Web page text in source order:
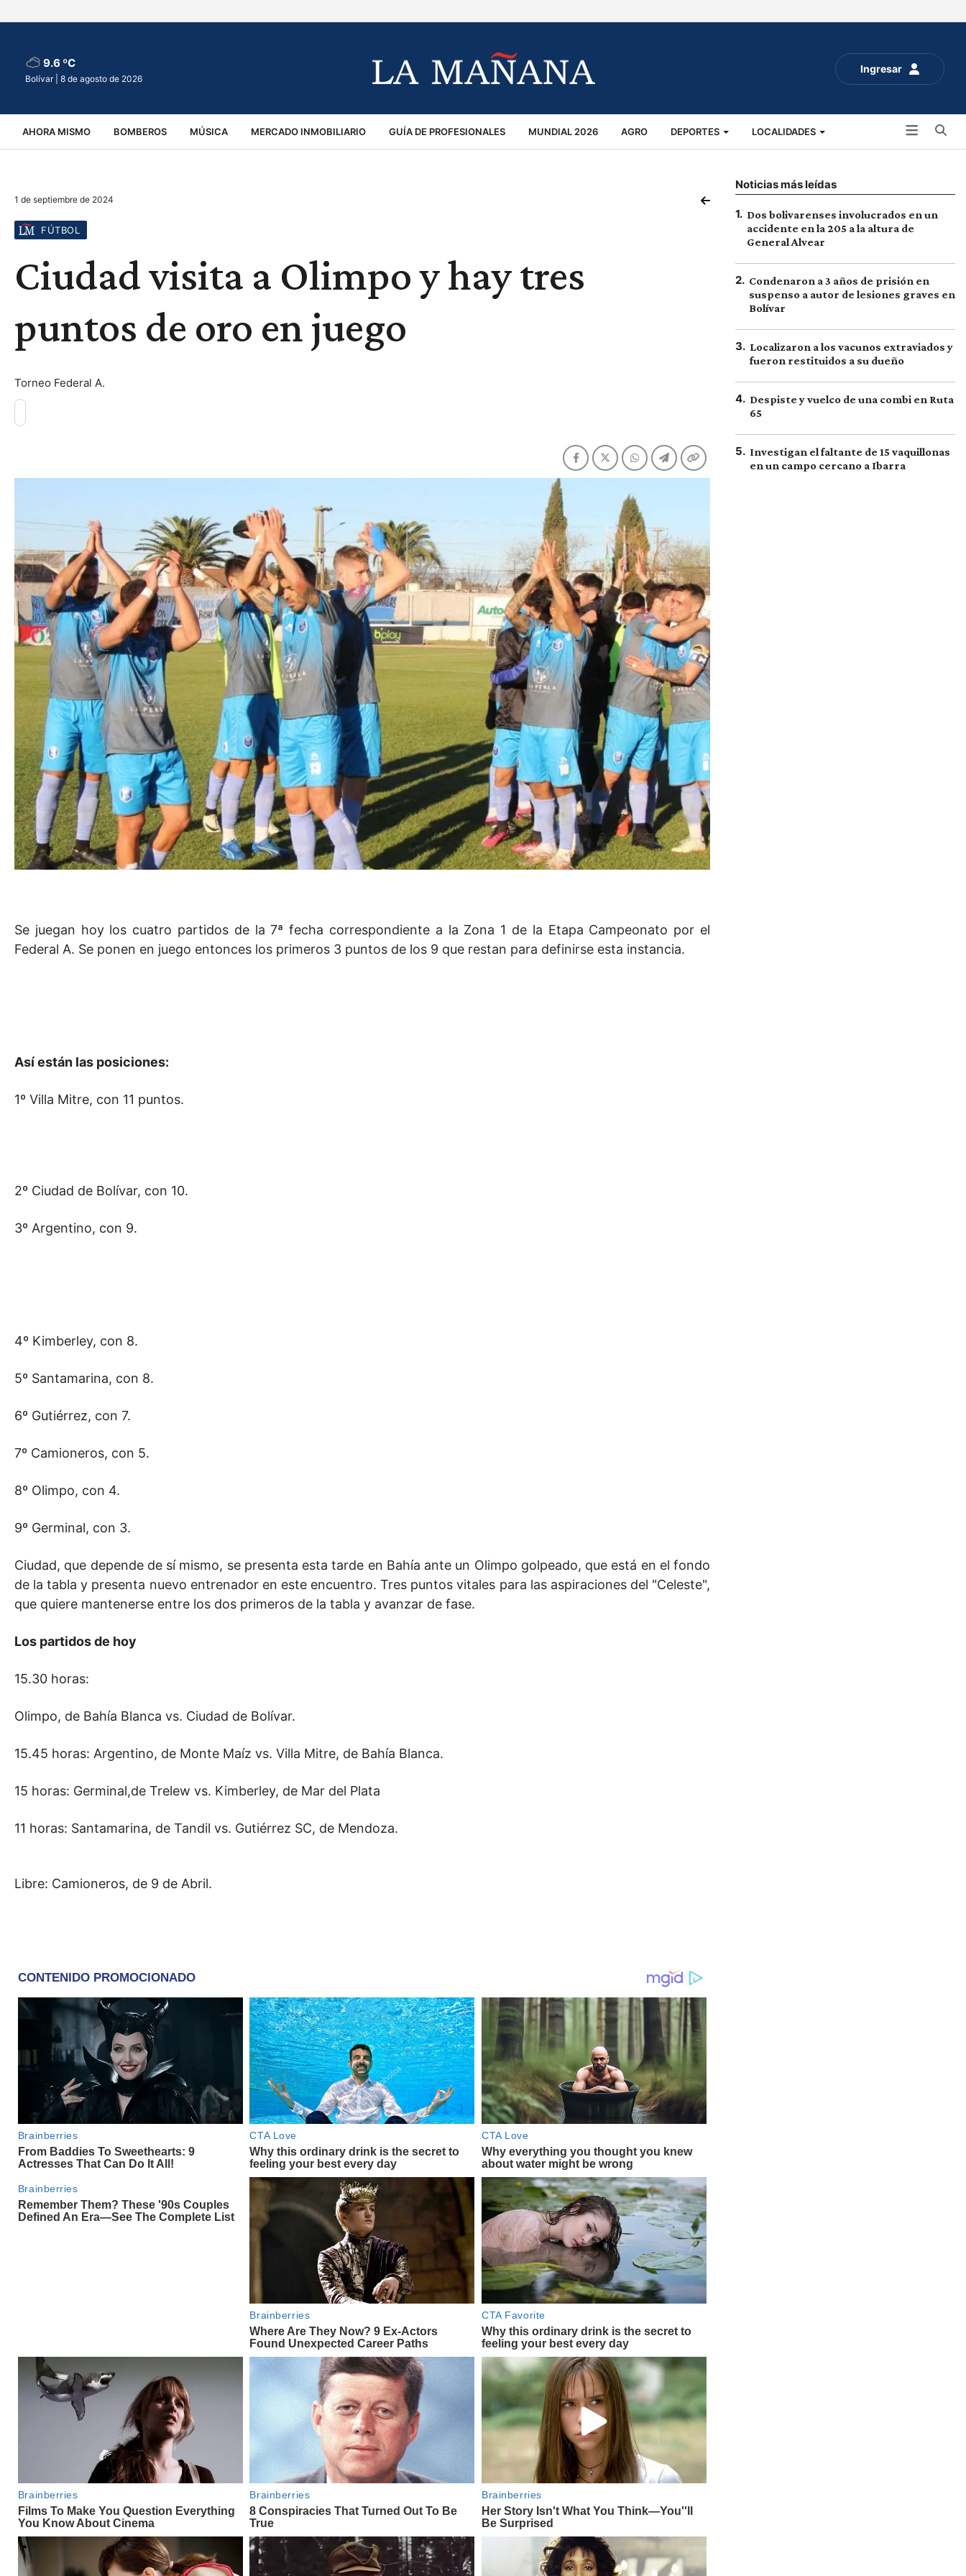
Ingresar
9.6 ºC
Bolívar | 8 de agosto de 2026
AHORA MISMO BOMBEROS MÚSICA MERCADO INMOBILIARIO GUÍA DE PROFESIONALES MUNDIAL 2026 AGRO DEPORTES LOCALIDADES
VIRALES ACCIDENTES
1 de septiembre de 2024
FÚTBOL
Ciudad visita a Olimpo y hay tres
puntos de oro en juego
Torneo Federal A.
Se juegan hoy los cuatro partidos de la 7ª fecha correspondiente a la Zona 1 de la Etapa Campeonato por el
Federal A. Se ponen en juego entonces los primeros 3 puntos de los 9 que restan para definirse esta instancia.
Así están las posiciones:
1º Villa Mitre, con 11 puntos.
2º Ciudad de Bolívar, con 10.
3º Argentino, con 9.
4º Kimberley, con 8.
5º Santamarina, con 8.
6º Gutiérrez, con 7.
7º Camioneros, con 5.
8º Olimpo, con 4.
9º Germinal, con 3.
Ciudad, que depende de sí mismo, se presenta esta tarde en Bahía ante un Olimpo golpeado, que está en el fondo
de la tabla y presenta nuevo entrenador en este encuentro. Tres puntos vitales para las aspiraciones del "Celeste",
que quiere mantenerse entre los dos primeros de la tabla y avanzar de fase.
Los partidos de hoy
15.30 horas:
Olimpo, de Bahía Blanca vs. Ciudad de Bolívar.
15.45 horas: Argentino, de Monte Maíz vs. Villa Mitre, de Bahía Blanca.
15 horas: Germinal,de Trelew vs. Kimberley, de Mar del Plata
11 horas: Santamarina, de Tandil vs. Gutiérrez SC, de Mendoza.
Libre: Camioneros, de 9 de Abril.
Noticias más leídas
1. Dos bolivarenses involucrados en un
accidente en la 205 a la altura de
General Alvear
2. Condenaron a 3 años de prisión en
suspenso a autor de lesiones graves en
Bolívar
3. Localizaron a los vacunos extraviados y
fueron restituidos a su dueño
4. Despiste y vuelco de una combi en Ruta
65
5. Investigan el faltante de 15 vaquillonas
en un campo cercano a Ibarra